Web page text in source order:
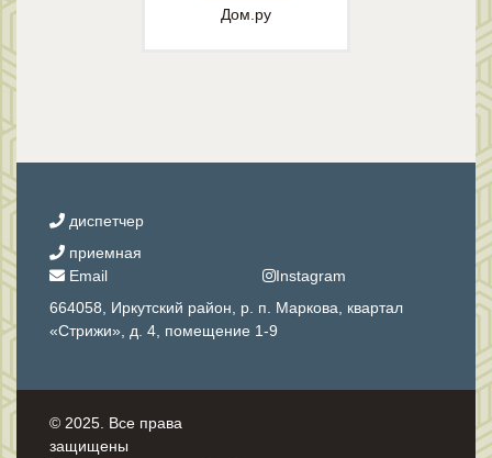
Дом.ру
диспетчер
приемная
Email
Instagram
664058, Иркутский район, р. п. Маркова, квартал
«Стрижи», д. 4, помещение 1-9
© 2025. Все права
защищены